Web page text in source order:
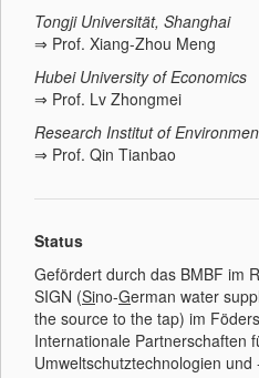
Tongji Universität, Shanghai
⇒ Prof. Xiang-Zhou Meng
Hubei University of Economics
⇒ Prof. Lv Zhongmei
Research Institut of
⇒ Prof. Qin Tianbao
Status
Gefördert durch das BMBF im
SIGN (Sino-German water
the source to the tap) im
Internationale Partnerschaften
Umweltschutztechnologien und